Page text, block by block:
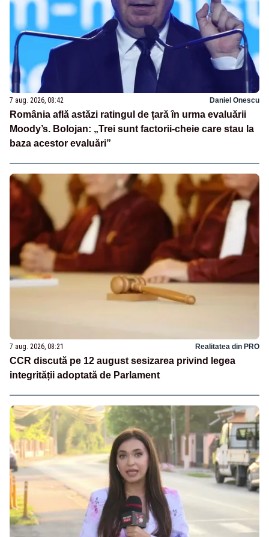
7 aug. 2026, 08:42 Daniel Onescu
România află astăzi ratingul de țară în urma evaluării
Moody’s. Bolojan: „Trei sunt factorii-cheie care stau la
baza acestor evaluări”
7 aug. 2026, 08:21 Realitatea din PRO
CCR discută pe 12 august sesizarea privind legea
integrității adoptată de Parlament